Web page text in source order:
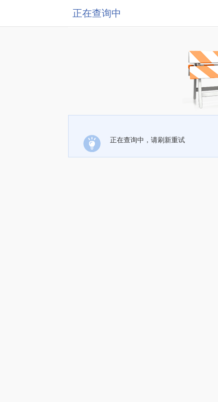
正在查询中
正在查询中，请刷新重试